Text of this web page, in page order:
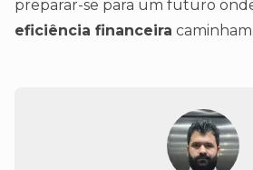
preparar-se para um futuro
eficiência financeira